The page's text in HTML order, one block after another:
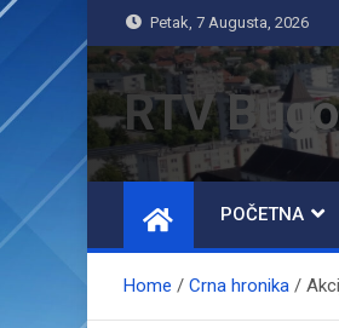
Petak, 7 Augusta, 2026
RTV
POČETNA
Home Crna hronika